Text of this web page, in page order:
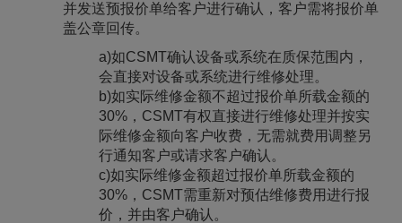
并发送预报价单给客户进行确认，客户需将报价单
盖公章回传。
a)如CSMT确认设备或系统在质保范围内，
会直接对设备或系统进行维修处理。
b)如实际维修金额不超过报价单所载金额的
30%，CSMT有权直接进行维修处理并按实
际维修金额向客户收费，无需就费用调整另
行通知客户或请求客户确认。
c)如实际维修金额超过报价单所载金额的
30%，CSMT需重新对预估维修费用进行报
价，并由客户确认。